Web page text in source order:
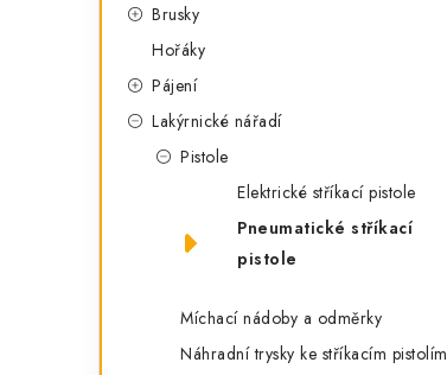
Brusky
Hořáky
Pájení
Lakýrnické nářadí
Pistole
Elektrické stříkací pistole
Pneumatické stříkací
pistole
Míchací nádoby a odměrky
Náhradní trysky ke stříkacím pistolím